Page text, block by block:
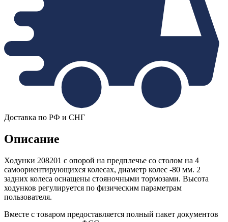
Доставка по РФ и СНГ
Описание
Ходунки 208201 с опорой на предплечье со столом на 4
самоориентирующихся колесах, диаметр колес -80 мм. 2
задних колеса оснащены стояночными тормозами. Высота
ходунков регулируется по физическим параметрам
пользователя.
Вместе с товаром предоставляется полный пакет документов